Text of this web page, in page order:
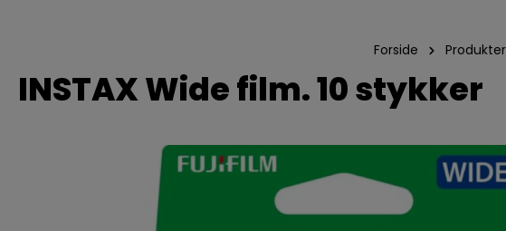
Forside Produkter
INSTAX Wide film. 10 stykker